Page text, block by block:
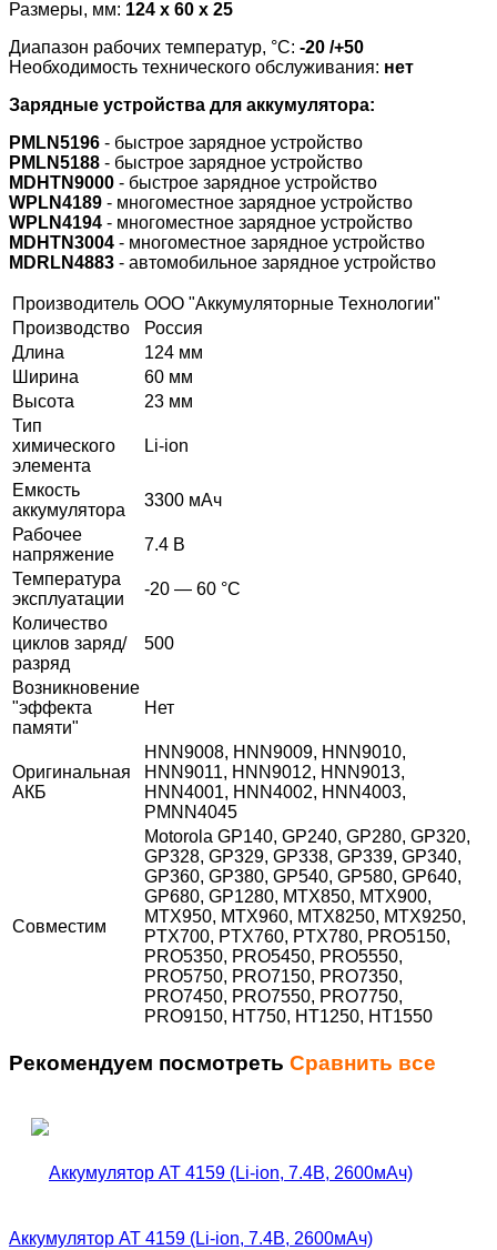
Размеры, мм: 124 x 60 x 25
Диапазон рабочих температур, °С: -20 /+50
Необходимость технического обслуживания: нет
Зарядные устройства для аккумулятора:
PMLN5196 - быстрое зарядное устройство
PMLN5188 - быстрое зарядное устройство
MDHTN9000 - быстрое зарядное устройство
WPLN4189 - многоместное зарядное устройство
WPLN4194 - многоместное зарядное устройство
MDHTN3004 - многоместное зарядное устройство
MDRLN4883 - автомобильное зарядное устройство
Производитель ООО "Аккумуляторные Технологии"
Производство
Россия
Длина
124 мм
Ширина
60 мм
Высота
23 мм
Тип
химического
элемента
Li-ion
Емкость
аккумулятора
3300 мАч
Рабочее
напряжение
7.4 В
Температура
эксплуатации
-20 — 60 °C
Количество
циклов заряд/
разряд
500
Возникновение
"эффекта
памяти"
Нет
Оригинальная
АКБ
HNN9008, HNN9009, HNN9010,
HNN9011, HNN9012, HNN9013,
HNN4001, HNN4002, HNN4003,
PMNN4045
Совместим
Motorola GP140, GP240, GP280, GP320,
GP328, GP329, GP338, GP339, GP340,
GP360, GP380, GP540, GP580, GP640,
GP680, GP1280, MTX850, MTX900,
MTX950, MTX960, MTX8250, MTX9250,
PTX700, PTX760, PTX780, PRO5150,
PRO5350, PRO5450, PRO5550,
PRO5750, PRO7150, PRO7350,
PRO7450, PRO7550, PRO7750,
PRO9150, HT750, HT1250, HT1550
Рекомендуем посмотреть Сравнить все
Аккумулятор AT 4159 (Li-ion, 7.4В, 2600мАч)